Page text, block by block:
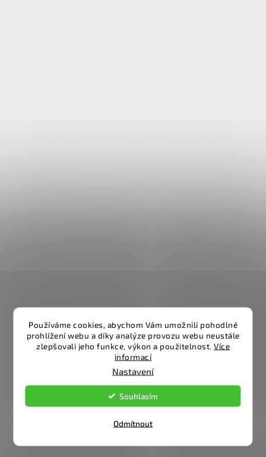
Používáme cookies, abychom Vám umožnili pohodlné
prohlížení webu a díky analýze provozu webu neustále
zlepšovali jeho funkce, výkon a použitelnost. Více
informací
Nastavení
Odmítnout
Souhlasím